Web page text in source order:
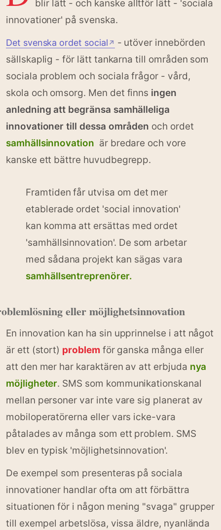
blir lätt - och kanske alltför lätt - 'sociala
innovationer' på svenska.
Det svenska ordet social ↗ - utöver innebörden
sällskaplig - för lätt tankarna till områden som
sociala problem och sociala frågor - vård,
skola och omsorg. Men det finns ingen
anledning att begränsa samhälleliga
innovationer till dessa områden och ordet
samhällsinnovation är bredare och vore
kanske ett bättre huvudbegrepp.
Framtiden får utvisa om det mer
etablerade ordet 'social innovation'
kan komma att ersättas med ordet
'samhällsinnovation'. De som arbetar
med sådana projekt kan sägas vara
samhällsentreprenörer.
eller möjlighetsinnovation
En innovation kan ha sin upprinnelse i att något
är ett (stort) problemför ganska många eller
att den mer har karaktären av att erbjuda nya
möjligheter. SMS som kommunikationskanal
mellan personer var inte vare sig planerat av
mobiloperatörerna eller vars icke-vara
påtalades av många som ett problem. SMS
blev en typisk 'möjlighetsinnovation'.
De exempel som presenteras på sociala
innovationer handlar ofta om att förbättra
situationen för i någon mening "svaga" grupper
till exempel arbetslösa, vissa äldre, nyanlända